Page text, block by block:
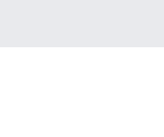
Starte jetzt